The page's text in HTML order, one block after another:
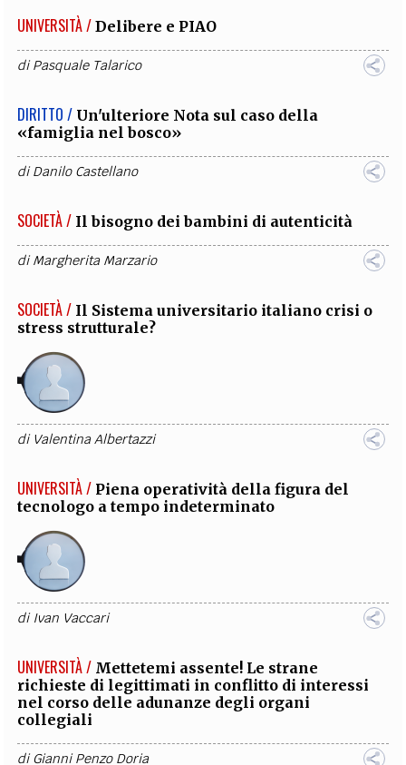
UNIVERSITÀ / Delibere e PIAO
diPasquale Talarico
DIRITTO / Un'ulteriore Nota sul caso della
«famiglia nel bosco»
diDanilo Castellano
SOCIETÀ / Il bisogno dei bambini di autenticità
diMargherita Marzario
SOCIETÀ / Il Sistema universitario italiano crisi o
stress strutturale?
di Valentina Albertazzi
UNIVERSITÀ / Piena operatività della figura del
tecnologo a tempo indeterminato
di Ivan Vaccari
UNIVERSITÀ / Mettetemi assente! Le strane
richieste di legittimati in conflitto di interessi
nel corso delle adunanze degli organi
collegiali
diGianni Penzo Doria